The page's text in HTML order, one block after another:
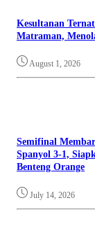
Kesultanan
Matraman,
August 1, 2026
Semifinal
Spanyol 3-1,
Benteng Orange
July 14, 2026